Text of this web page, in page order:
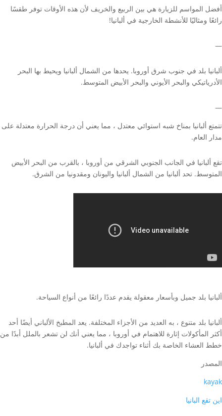
أفضل المواسم للزيارة هي بين الربيع والخريف لأن هذه الأوقات توفر طقسًا
رائعًا ومثاليًا للأنشطة الخارجية في ألبانيا!
—
ألبانيا بلد في جنوب شرق أوروبا. يحدها من الشمال ألبانيا ويحيط بها البحر
الأدرياتيكي والبحر الأيوني والبحر الأبيض المتوسط.
—
تتمتع ألبانيا بمناخ شبه استوائي معتدل ، مما يعني أن درجة الحرارة معتدلة على
مدار العام.
تقع ألبانيا في الجانب الجنوبي الشرقي من أوروبا ، بالقرب من البحر الأبيض
المتوسط. تحد ألبانيا من الشمال ألبانيا واليونان ومقدونيا من الشرق.
ألبانيا بلد جميل وبأسعار معقولة يقدم عددًا رائعًا من أنواع السياحة.
ألبانيا بلد متنوع ، به العديد من الأجزاء المختلفة. يعد المطبخ الألباني أيضًا أحد
أكثر المأكولات إثارة للاهتمام في أوروبا ، مما يعني أنك لن تشعر بالملل أبدًا من
خطط العشاء الخاصة بك أثناء تواجدك في ألبانيا.
المصدر
kayak
اين تقع البانيا